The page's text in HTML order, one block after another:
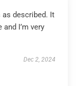
described. It
I’m very
Dec 2, 2024